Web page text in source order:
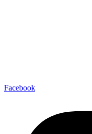
Facebook